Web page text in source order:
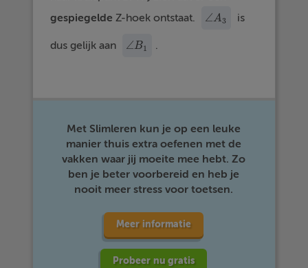
gespiegelde Z-hoek ontstaat. ∠A3
∠A3 is
dus gelijk aan ∠B1
∠B1 .
Met Slimleren kun je op een leuke
manier thuis extra oefenen met de
vakken waar jij moeite mee hebt. Zo
ben je beter voorbereid en heb je
nooit meer stress voor toetsen.
Meer informatie
Probeer nu gratis